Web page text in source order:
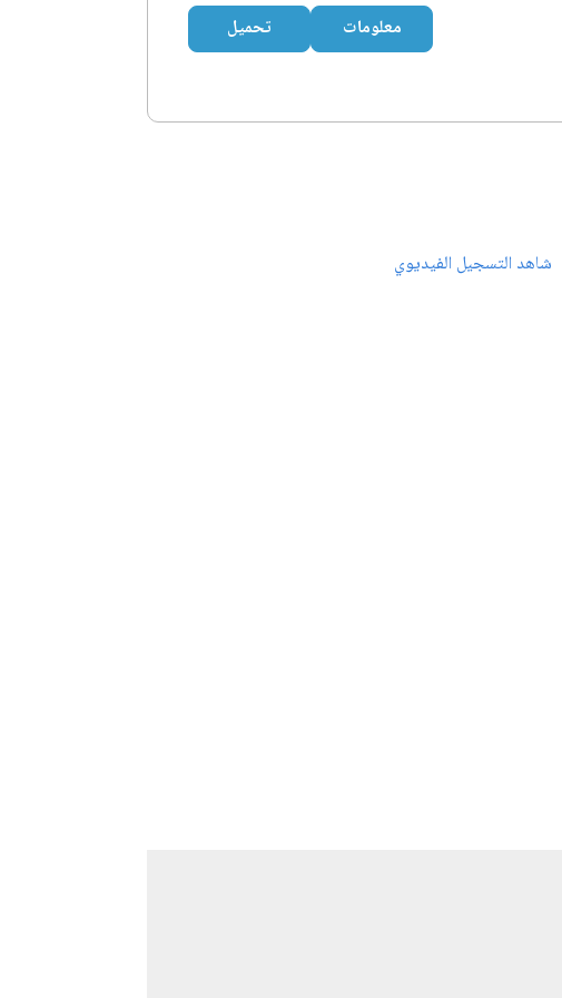
معلومات تحميل
شاهد التسجيل الفيديوي